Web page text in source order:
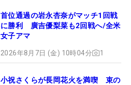
首位通過の岩永杏奈がマッチ1回戦
に勝利 廣吉優梨菜も2回戦へ/全米
女子アマ
2026年8月7日 (金) 10時04分 1
小祝さくらが長岡花火を満喫 束の